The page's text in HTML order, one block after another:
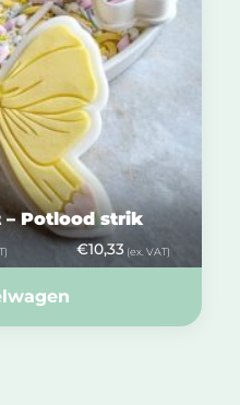
– Potlood strik
€10,33(ex. VAT)